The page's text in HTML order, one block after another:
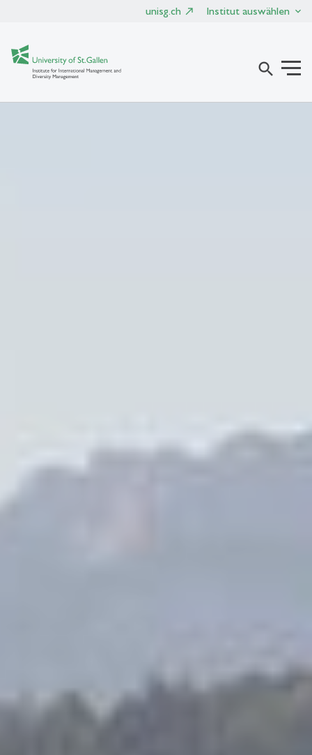
unisg.ch Institut auswählen
search